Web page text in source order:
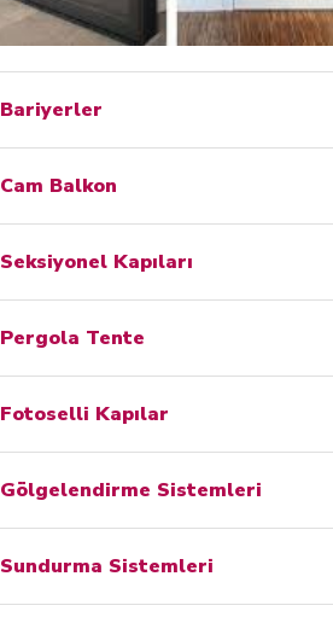
Bariyerler
Cam Balkon
Seksiyonel Kapıları
Pergola Tente
Fotoselli Kapılar
Gölgelendirme Sistemleri
Sundurma Sistemleri